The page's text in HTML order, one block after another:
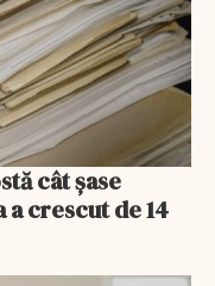
cât șase
crescut de 14